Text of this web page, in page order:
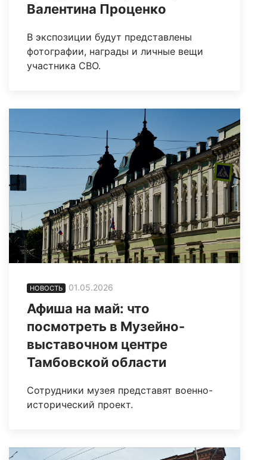
Валентина Проценко
В экспозиции будут представлены
фотографии, награды и личные вещи
участника СВО.
НОВОСТЬ 01.05.2026
Афиша на май: что
посмотреть в Музейно-
выставочном центре
Тамбовской области
Сотрудники музея представят военно-
исторический проект.